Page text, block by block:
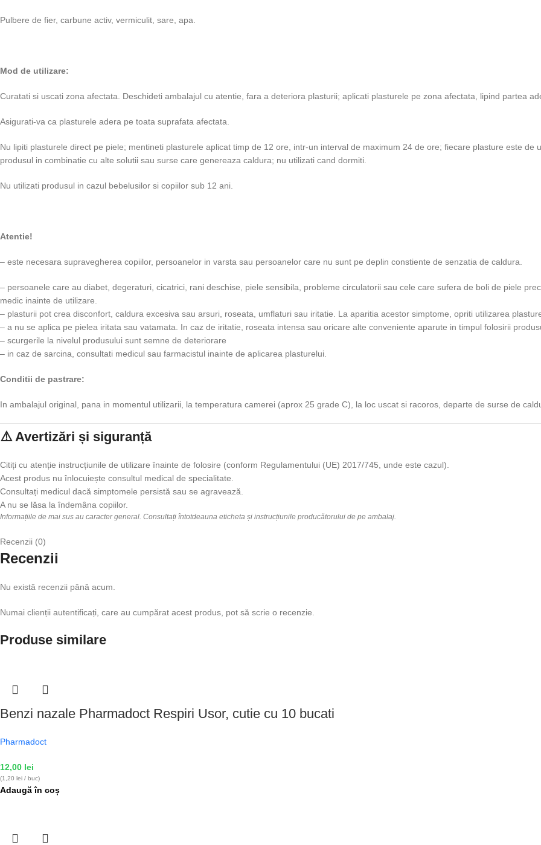
Pulbere de fier, carbune activ, vermiculit, sare, apa.
Mod de utilizare:
Curatati si uscati zona afectata. Deschideti ambalajul cu atentie, fara a deteriora plasturii; aplicati plasturele pe zona afectata, lipind partea
Asigurati-va ca plasturele adera pe toata suprafata afectata.
Nu lipiti plasturele direct pe piele; mentineti plasturele aplicat timp de 12 ore, intr-un interval de maximum 24 de ore; fiecare plasture este de
produsul in combinatie cu alte solutii sau surse care genereaza caldura; nu utilizati cand dormiti.
Nu utilizati produsul in cazul bebelusilor si copiilor sub 12 ani.
Atentie!
– este necesara supravegherea copiilor, persoanelor in varsta sau persoanelor care nu sunt pe deplin constiente de senzatia de caldura.
– persoanele care au diabet, degeraturi, cicatrici, rani deschise, piele sensibila, probleme circulatorii sau cele care sufera de boli de piele
medic inainte de utilizare.
– plasturii pot crea disconfort, caldura excesiva sau arsuri, roseata, umflaturi sau iritatie. La aparitia acestor simptome, opriti utilizarea
– a nu se aplica pe pielea iritata sau vatamata. In caz de iritatie, roseata intensa sau oricare alte conveniente aparute in timpul folosirii
– scurgerile la nivelul produsului sunt semne de deteriorare
– in caz de sarcina, consultati medicul sau farmacistul inainte de aplicarea plasturelui.
Conditii de pastrare:
In ambalajul original, pana in momentul utilizarii, la temperatura camerei (aprox 25 grade C), la loc uscat si racoros, departe de surse de
⚠️ Avertizări și siguranță
Citiți cu atenție instrucțiunile de utilizare înainte de folosire (conform Regulamentului (UE) 2017/745, unde este cazul).
Acest produs nu înlocuiește consultul medical de specialitate.
Consultați medicul dacă simptomele persistă sau se agravează.
A nu se lăsa la îndemâna copiilor.
Informațiile de mai sus au caracter general. Consultați întotdeauna eticheta și instrucțiunile producătorului de pe ambalaj.
Recenzii (0)
Recenzii
Nu există recenzii până acum.
Numai clienții autentificați, care au cumpărat acest produs, pot să scrie o recenzie.
Produse similare
Benzi nazale Pharmadoct Respiri Usor, cutie cu 10 bucati
Pharmadoct
12,00 lei
(1,20 lei / buc)
Adaugă în coș